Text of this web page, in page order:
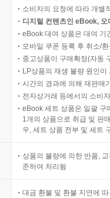
소비자의 요청에 따라 개별
디지털 컨텐츠인 eBook,
eBook 대여 상품은 대여 기
모바일 쿠폰 등록 후 취소/
중고상품이 구매확정(자동
LP상품의 재생 불량 원인
시간의 경과에 의해 재판매
전자상거래 등에서의 소비
eBook 세트 상품은 일괄 구
1개의 상품으로 취급 및 판
우, 세트 상품 전부 및 세트
상품의 불량에 의한 반품,
준하여 처리됨
대금 환불 및 환불 지연에